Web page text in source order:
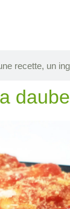
daube